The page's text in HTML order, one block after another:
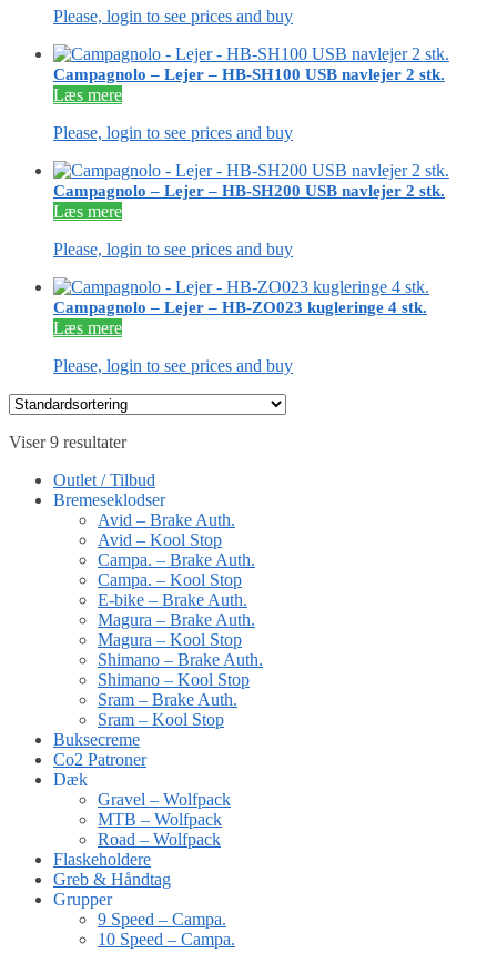
Please, login to see prices and buy
Campagnolo – Lejer – HB-SH100 USB navlejer 2 stk.
Læs mere
Please, login to see prices and buy
Campagnolo – Lejer – HB-SH200 USB navlejer 2 stk.
Læs mere
Please, login to see prices and buy
Campagnolo – Lejer – HB-ZO023 kugleringe 4 stk.
Læs mere
Please, login to see prices and buy
Viser 9 resultater
Outlet / Tilbud
Bremeseklodser
Avid – Brake Auth.
Avid – Kool Stop
Campa. – Brake Auth.
Campa. – Kool Stop
E-bike – Brake Auth.
Magura – Brake Auth.
Magura – Kool Stop
Shimano – Brake Auth.
Shimano – Kool Stop
Sram – Brake Auth.
Sram – Kool Stop
Buksecreme
Co2 Patroner
Dæk
Gravel – Wolfpack
MTB – Wolfpack
Road – Wolfpack
Flaskeholdere
Greb & Håndtag
Grupper
9 Speed – Campa.
10 Speed – Campa.